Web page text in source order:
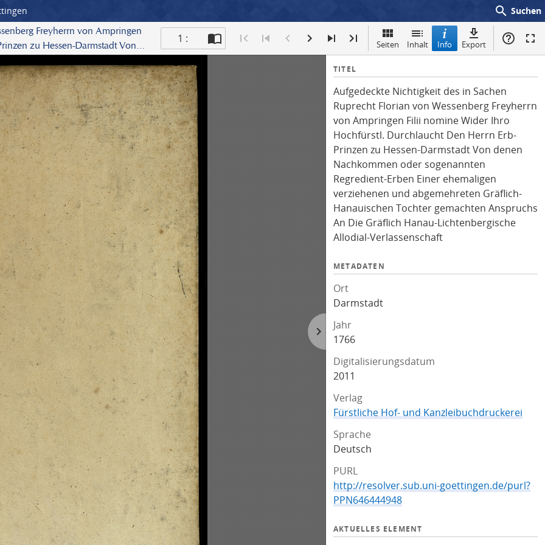
search Suchen
Freyherrn von Ampringen
zu Hessen-Darmstadt Von
verziehenen und
An Die Gräflich Hanau-
1 : Seiten Inhalt Info Export
I
f
o
TITEL
Aufgedeckte Nichtigkeit des in Sachen
Ruprecht Florian von Wessenberg Freyherrn
von Ampringen Filii nomine Wider Ihro
Hochfürstl. Durchlaucht Den Herrn Erb-
Prinzen zu Hessen-Darmstadt Von denen
Nachkommen oder sogenannten
Regredient-Erben Einer ehemaligen
verziehenen und abgemehreten Gräflich-
Hanauischen Tochter gemachten Anspruchs
An Die Gräflich Hanau-Lichtenbergische
Allodial-Verlassenschaft
METADATEN
Ort
Darmstadt
Jahr
1766
Digitalisierungsdatum
2011
Verlag
Fürstliche Hof- und Kanzleibuchdruckerei
Sprache
Deutsch
PURL
http://resolver.sub.uni-goettingen.de/purl?
PPN646444948
AKTUELLES ELEMENT